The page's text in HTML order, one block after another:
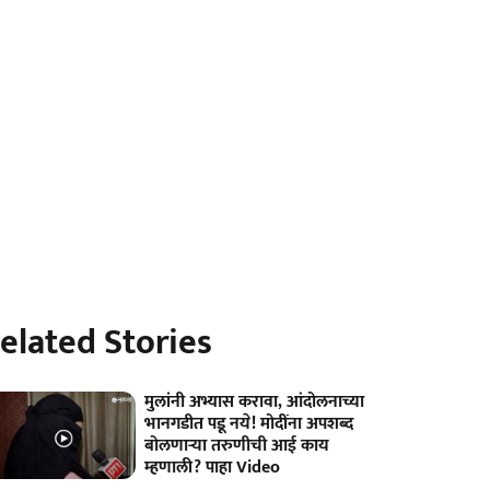
Stories
मुलांनी अभ्यास करावा, आंदोलनाच्या
भानगडीत पडू नये! मोदींना अपशब्द
बोलणाऱ्या तरुणीची आई काय
म्हणाली? पाहा Video